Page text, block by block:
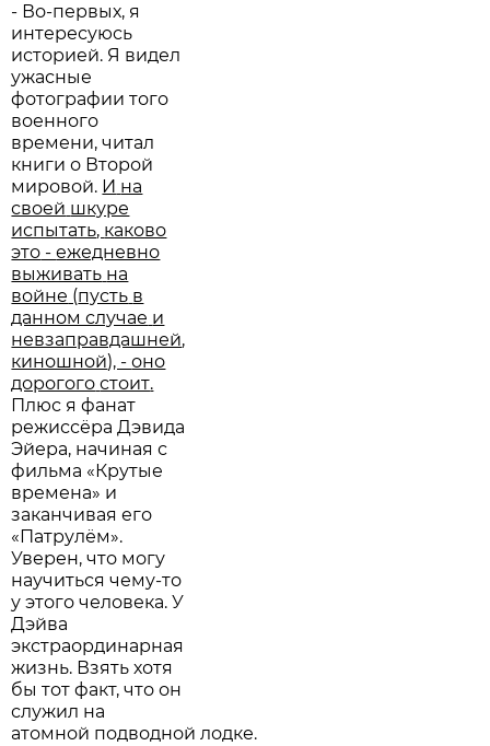
- Во-первых, я
интересуюсь
историей. Я видел
ужасные
фотографии того
военного
времени, читал
книги о Второй
мировой. И на
своей шкуре
испытать, каково
это -ежедневно
выживать на
войне (пусть в
данном случае и
невзаправдашней,
киношной), -оно
дорогого стоит.
Плюс я фанат
режиссёра Дэвида
Эйера, начиная с
фильма «Крутые
времена» и
заканчивая его
«Патрулём».
Уверен, что могу
научиться чему-то
у этого человека. У
Дэйва
экстраординарная
жизнь. Взять хотя
бы тот факт, что он
служил на
атомной подводной лодке.